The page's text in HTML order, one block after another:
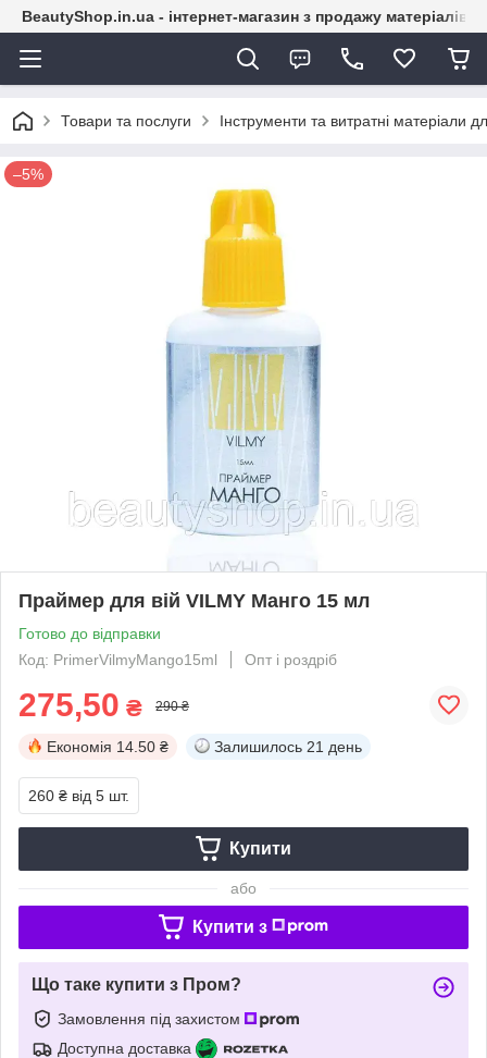
BeautyShop.in.ua - інтернет-магазин з продажу матеріалів
Товари та послуги Інструменти та витратні матеріали
–5%
Праймер для вій VILMY Манго 15 мл
Готово до відправки
Код: PrimerVilmyMango15ml
Опт і роздріб
275,50 ₴ 290 ₴
Економія 14.50 ₴ Залишилось 21 день
260 ₴ від 5 шт.
Купити
або
Купити з
Що таке купити з Пром?
Замовлення під захистом
Доступна доставка